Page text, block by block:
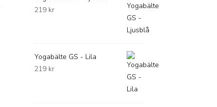
219 kr
Yogabälte GS - Lila
219 kr